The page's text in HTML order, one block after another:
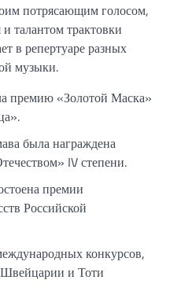
потрясающим голосом,
талантом трактовки
в репертуаре разных
музыки.
премию «Золотой Маска»
была награждена
IV степени.
премии
Российской
конкурсов,
и Тоти